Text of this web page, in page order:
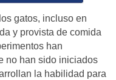
gatos, incluso en
y provista de comida
han
no han sido iniciados
la habilidad para